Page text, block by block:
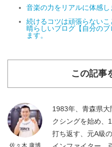
音楽の力をリアルに体感し
続けるコツは頑張らない
晴らしいブログ【自分の
ます。
この記事
1983年、青森県
クシングを始め、
打ち返す、元A級